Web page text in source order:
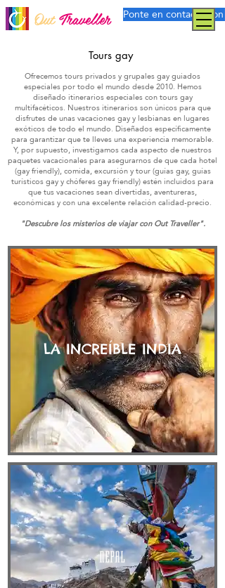
Out Traveller Ponte en contacto con
Tours gay
Ofrecemos tours privados y grupales gay guiados
especiales por todo el mundo desde 2010. Hemos
diseñado itinerarios especiales con tours gay
multifacéticos. Nuestros itinerarios son únicos para que
disfrutes de unas vacaciones gay y lesbianas en lugares
exóticos de todo el mundo. Diseñados específicamente
para garantizar que te lleves una experiencia memorable.
Y, por supuesto, investigamos cada aspecto de nuestros
paquetes vacacionales para asegurarnos de que cada hotel
(gay friendly), comida, excursión y tour (guías gay, guías
turísticos gay y chóferes gay friendly) estén incluidos para
que tus vacaciones sean divertidas, aventureras,
económicas y con una excelente relación calidad-precio.
"Descubre los misterios de viajar con Out Traveller".
LA INCREÍBLE INDIA
NEPAL